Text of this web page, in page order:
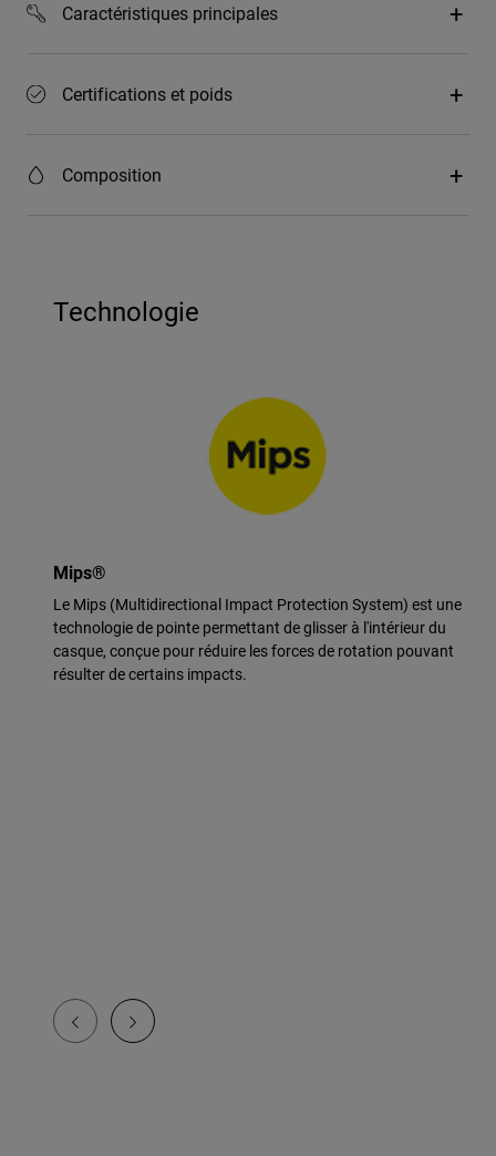
Caractéristiques principales
Certifications et poids
Composition
Technologie
Mips®
Le Mips (Multidirectional Impact Protection System) est une
technologie de pointe permettant de glisser à l'intérieur du
casque, conçue pour réduire les forces de rotation pouvant
résulter de certains impacts.